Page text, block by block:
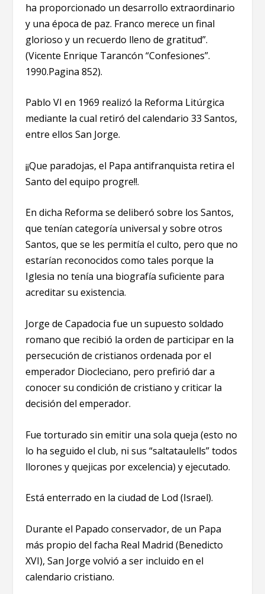
ha proporcionado un desarrollo extraordinario
y una época de paz. Franco merece un final
glorioso y un recuerdo lleno de gratitud”.
(Vicente Enrique Tarancón “Confesiones”.
1990.Pagina 852).
Pablo VI en 1969 realizó la Reforma Litúrgica
mediante la cual retiró del calendario 33 Santos,
entre ellos San Jorge.
¡¡Que paradojas, el Papa antifranquista retira el
Santo del equipo progre!!.
En dicha Reforma se deliberó sobre los Santos,
que tenían categoría universal y sobre otros
Santos, que se les permitía el culto, pero que no
estarían reconocidos como tales porque la
Iglesia no tenía una biografía suficiente para
acreditar su existencia.
Jorge de Capadocia fue un supuesto soldado
romano que recibió la orden de participar en la
persecución de cristianos ordenada por el
emperador Diocleciano, pero prefirió dar a
conocer su condición de cristiano y criticar la
decisión del emperador.
Fue torturado sin emitir una sola queja (esto no
lo ha seguido el club, ni sus “saltataulells” todos
llorones y quejicas por excelencia) y ejecutado.
Está enterrado en la ciudad de Lod (Israel).
Durante el Papado conservador, de un Papa
más propio del facha Real Madrid (Benedicto
XVI), San Jorge volvió a ser incluido en el
calendario cristiano.